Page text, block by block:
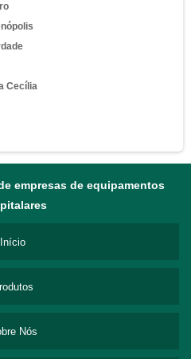
Cecília
empresas de equipamentos
Início
Nós